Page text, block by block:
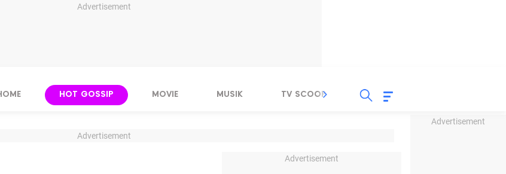
Advertisement
Advertisement
HOT GOSSIP MOVIE MUSIK TV SCOOP LIRIK
Advertisement
Advertisement